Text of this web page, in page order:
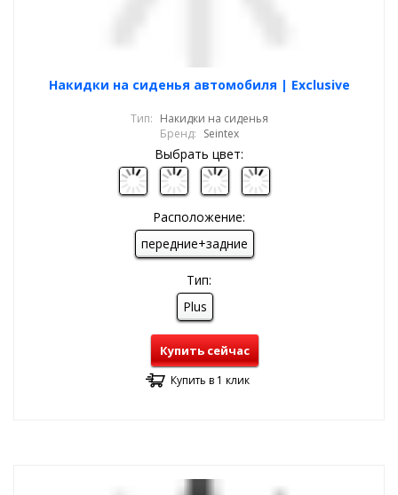
Накидки на сиденья автомобиля | Exclusive
Тип: Накидки на сиденья
Бренд: Seintex
Выбрать цвет:
Расположение:
передние+задние
Тип:
Plus
Купить сейчас
Купить в 1 клик